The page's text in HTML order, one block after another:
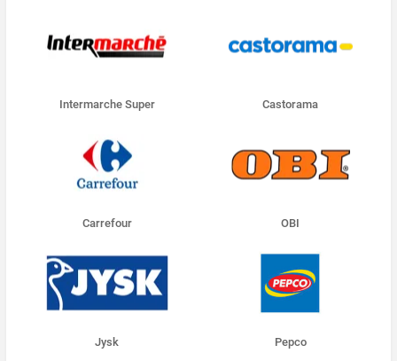
Intermarche Super Castorama
Carrefour OBI
Jysk Pepco